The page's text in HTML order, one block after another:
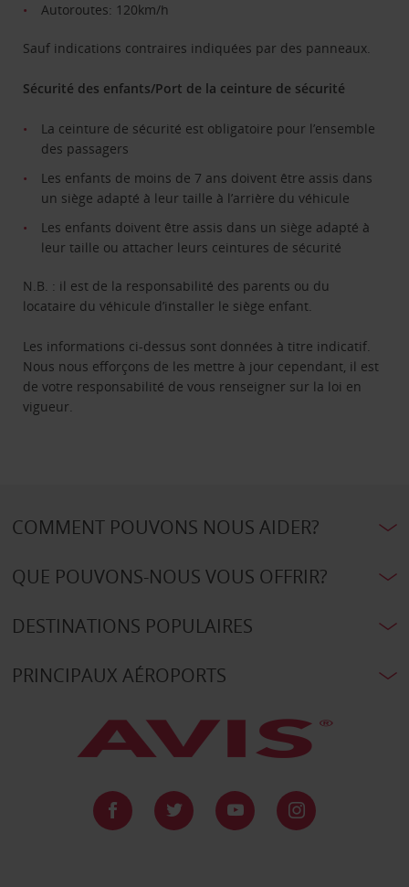
Autoroutes: 120km/h
Sauf indications contraires indiquées par des panneaux.
Sécurité des enfants/Port de la ceinture de sécurité
La ceinture de sécurité est obligatoire pour l’ensemble
des passagers
Les enfants de moins de 7 ans doivent être assis dans
un siège adapté à leur taille à l’arrière du véhicule
Les enfants doivent être assis dans un siège adapté à
leur taille ou attacher leurs ceintures de sécurité
N.B. : il est de la responsabilité des parents ou du
locataire du véhicule d’installer le siège enfant.
Les informations ci-dessus sont données à titre indicatif.
Nous nous efforçons de les mettre à jour cependant, il est
de votre responsabilité de vous renseigner sur la loi en
vigueur.
COMMENT POUVONS NOUS AIDER?
QUE POUVONS-NOUS VOUS OFFRIR?
DESTINATIONS POPULAIRES
PRINCIPAUX AÉROPORTS